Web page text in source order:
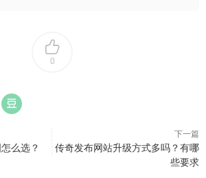
0
么选？
下一篇
传奇发布网站升级方式多吗？有哪
些要求